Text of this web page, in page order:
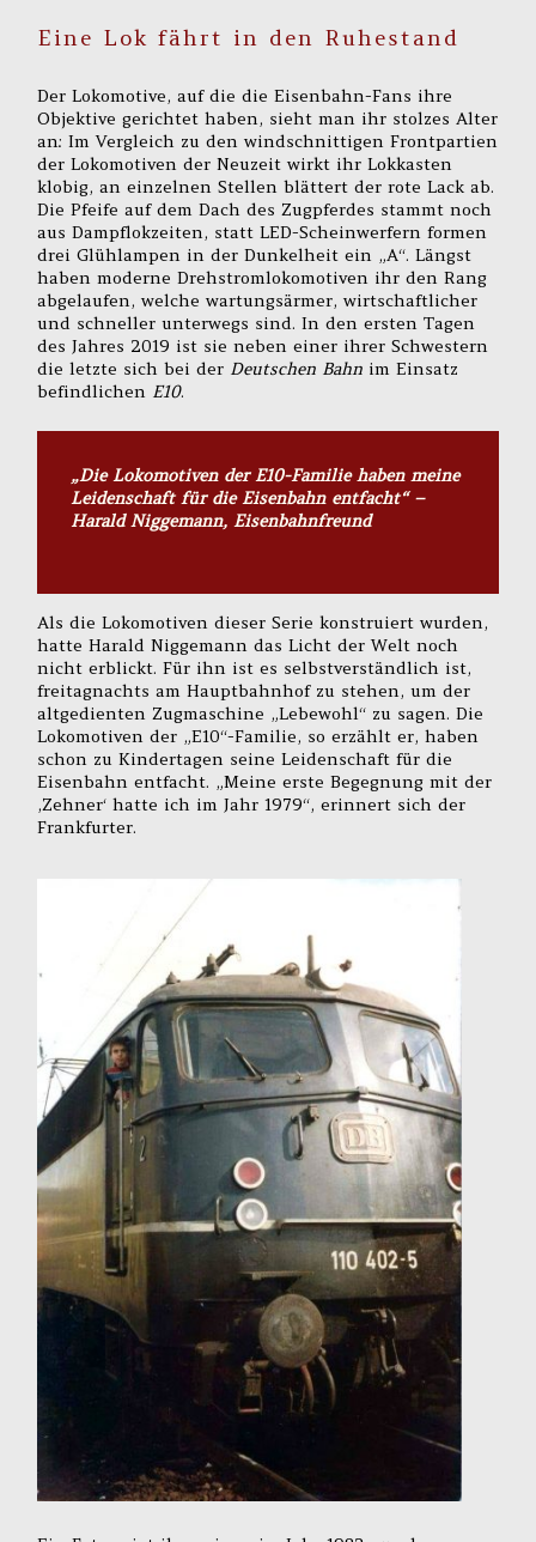
Eine Lok fährt in den Ruhestand
Der Lokomotive, auf die die Eisenbahn-Fans ihre
Objektive gerichtet haben, sieht man ihr stolzes Alter
an: Im Vergleich zu den windschnittigen Frontpartien
der Lokomotiven der Neuzeit wirkt ihr Lokkasten
klobig, an einzelnen Stellen blättert der rote Lack ab.
Die Pfeife auf dem Dach des Zugpferdes stammt noch
aus Dampflokzeiten, statt LED-Scheinwerfern formen
drei Glühlampen in der Dunkelheit ein „A“. Längst
haben moderne Drehstromlokomotiven ihr den Rang
abgelaufen, welche wartungsärmer, wirtschaftlicher
und schneller unterwegs sind. In den ersten Tagen
des Jahres 2019 ist sie neben einer ihrer Schwestern
die letzte sich bei der Deutschen Bahn im Einsatz
befindlichen E10.
„Die Lokomotiven der E10-Familie haben meine
Leidenschaft für die Eisenbahn entfacht“ –
Harald Niggemann, Eisenbahnfreund
Als die Lokomotiven dieser Serie konstruiert wurden,
hatte Harald Niggemann das Licht der Welt noch
nicht erblickt. Für ihn ist es selbstverständlich ist,
freitagnachts am Hauptbahnhof zu stehen, um der
altgedienten Zugmaschine „Lebewohl“ zu sagen. Die
Lokomotiven der „E10“-Familie, so erzählt er, haben
schon zu Kindertagen seine Leidenschaft für die
Eisenbahn entfacht. „Meine erste Begegnung mit der
‚Zehner‘ hatte ich im Jahr 1979“, erinnert sich der
Frankfurter.